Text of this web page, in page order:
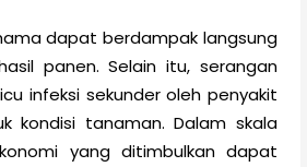
dapat berdampak langsung
panen. Selain itu, serangan
infeksi sekunder oleh penyakit
kondisi tanaman. Dalam skala
yang ditimbulkan dapat